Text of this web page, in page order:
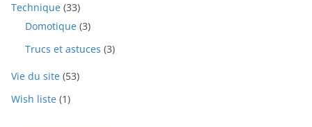
Technique (33)
Domotique (3)
Trucs et astuces (3)
Vie du site (53)
Wish liste (1)